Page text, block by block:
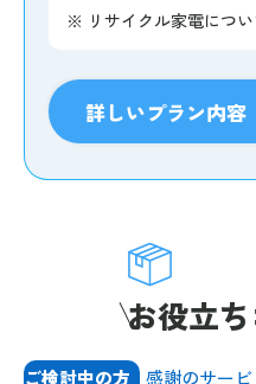
※ リサイクル家電につ
詳しいプラン内容
お役立
ご検討中の方
感謝のサービ